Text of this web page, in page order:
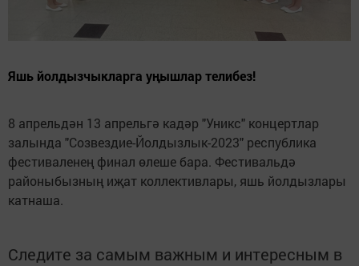
Яшь йолдызчыкларга уңышлар телибез!
8 апрельдән 13 апрельгә кадәр "Уникс" концертлар
залында "Созвездие-Йолдызлык-2023" республика
фестиваленең финал өлеше бара. Фестивальдә
районыбызның иҗат коллективлары, яшь йолдызлары
катнаша.
Следите за самым важным и интересным в